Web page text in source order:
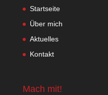
Startseite
Über mich
Aktuelles
Kontakt
Mach mit!